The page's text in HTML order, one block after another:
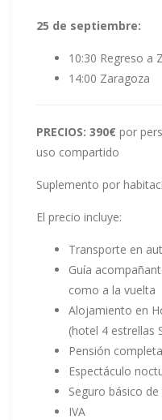
25 de septiembre:
10:30 Regreso a
14:00 Zaragoza
PRECIOS: 390€ por
uso compartido
Suplemento por
El precio incluye:
Transporte en
Guía
como a la vuelta
Alojamiento en
(hotel 4 estrellas
Pensión completa
Espectáculo
Seguro básico de
IVA